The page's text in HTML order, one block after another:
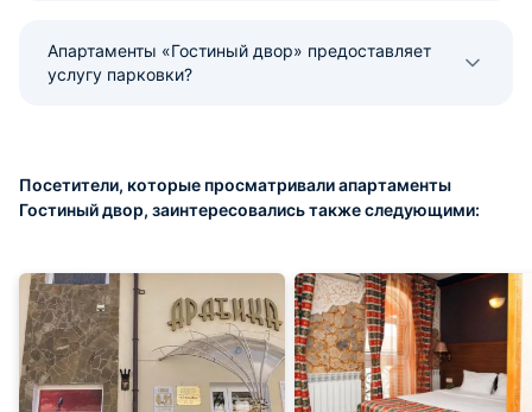
Апартаменты «Гостиный двор» предоставляет
услугу парковки?
Посетители, которые просматривали апартаменты
Гостиный двор, заинтересовались также следующими: